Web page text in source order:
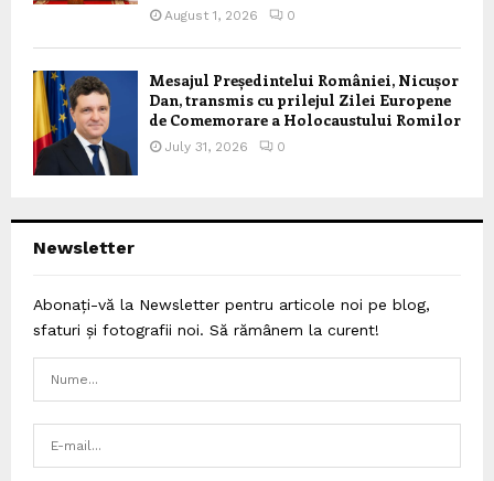
August 1, 2026 0
Mesajul Președintelui României, Nicușor
Dan, transmis cu prilejul Zilei Europene
de Comemorare a Holocaustului Romilor
July 31, 2026 0
Newsletter
Abonați-vă la Newsletter pentru articole noi pe blog,
sfaturi și fotografii noi. Să rămânem la curent!